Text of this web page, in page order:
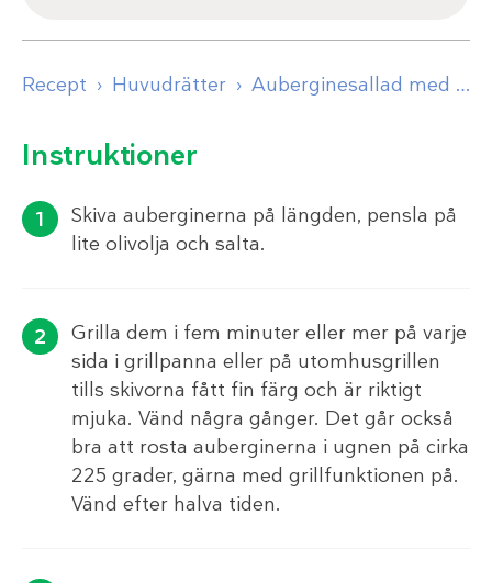
Recept Huvudrätter Auberginesallad med sardeller och mynta
Instruktioner
Skiva auberginerna på längden, pensla på
lite olivolja och salta.
Grilla dem i fem minuter eller mer på varje
sida i grillpanna eller på utomhusgrillen
tills skivorna fått fin färg och är riktigt
mjuka. Vänd några gånger. Det går också
bra att rosta auberginerna i ugnen på cirka
225 grader, gärna med grillfunktionen på.
Vänd efter halva tiden.